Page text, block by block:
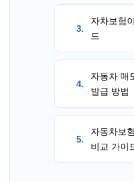
3.
자차보험
드
4.
자동차 매
발급 방법
5.
자동차보
비교 가이